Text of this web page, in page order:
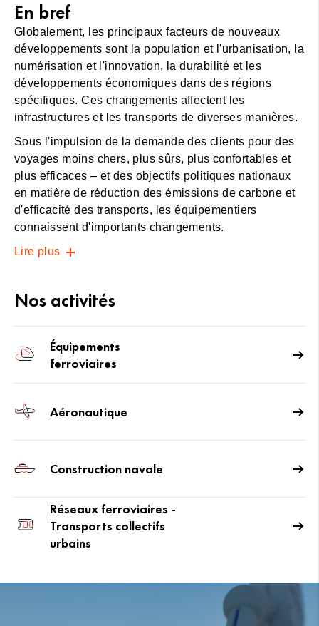
En bref
Globalement, les principaux facteurs de nouveaux
développements sont la population et l'urbanisation, la
numérisation et l'innovation, la durabilité et les
développements économiques dans des régions
spécifiques. Ces changements affectent les
infrastructures et les transports de diverses manières.
Sous l'impulsion de la demande des clients pour des
voyages moins chers, plus sûrs, plus confortables et
plus efficaces – et des objectifs politiques nationaux
en matière de réduction des émissions de carbone et
d'efficacité des transports, les équipementiers
connaissent d'importants changements.
Lire plus
Nos activités
Équipements
ferroviaires
Aéronautique
Construction navale
Réseaux ferroviaires -
Transports collectifs
urbains